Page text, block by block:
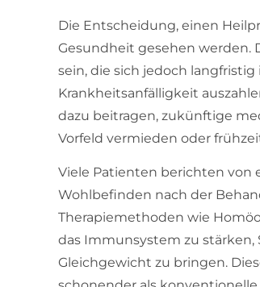
Die Entscheidung, einen
Gesundheit gesehen werden.
sein, die sich jedoch
Krankheitsanfälligkeit
dazu beitragen, zukünftige
Vorfeld vermieden oder
Viele Patienten berichten von
Wohlbefinden nach der
Therapiemethoden wie
das Immunsystem zu stärken,
Gleichgewicht zu bringen.